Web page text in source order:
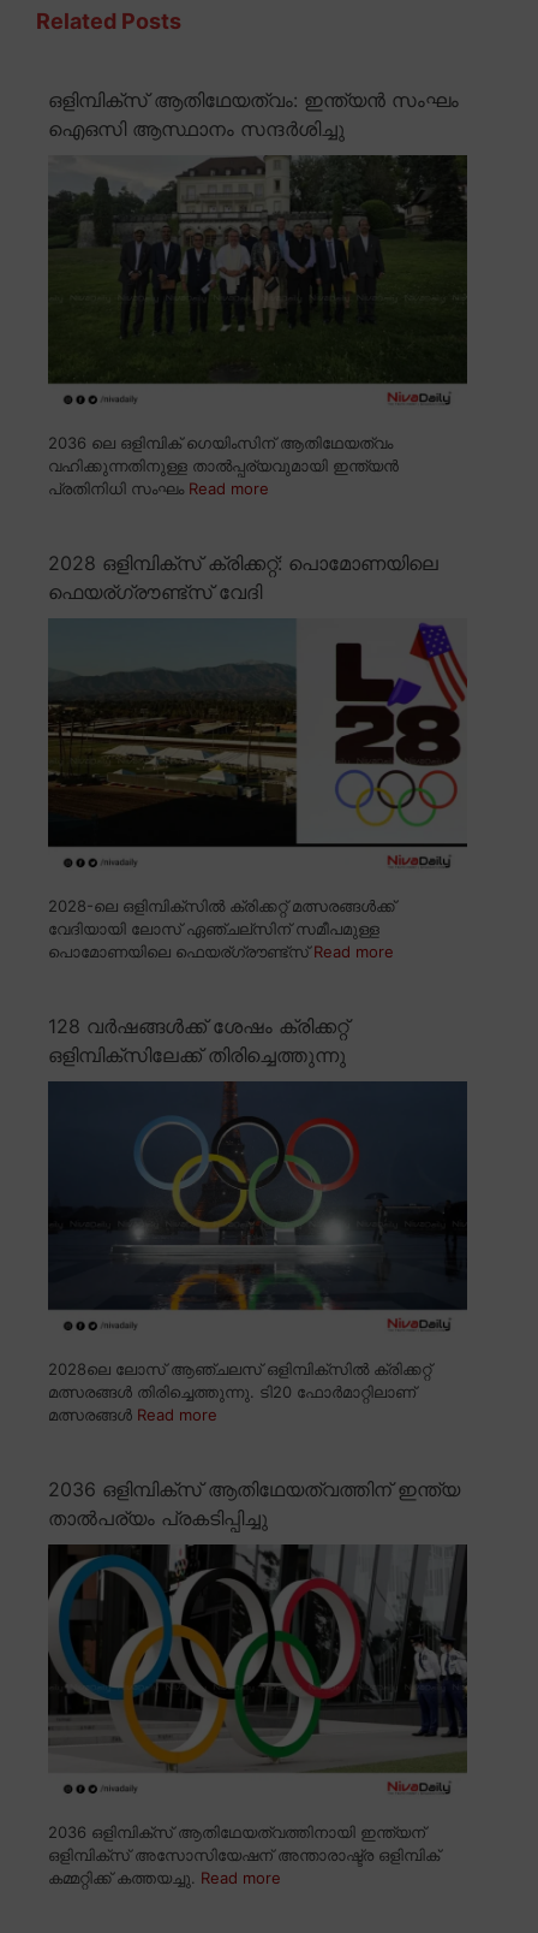
Related Posts
ഒളിമ്പിക്സ് ആതിഥേയത്വം: ഇന്ത്യൻ സംഘം
ഐഒസി ആസ്ഥാനം സന്ദർശിച്ചു
2036 ലെ ഒളിമ്പിക് ഗെയിംസിന് ആതിഥേയത്വം
വഹിക്കുന്നതിനുള്ള താൽപ്പര്യവുമായി ഇന്ത്യൻ
പ്രതിനിധി സംഘം Read more
2028 ഒളിമ്പിക്സ് ക്രിക്കറ്റ്: പൊമോണയിലെ
ഫെയര്ഗ്രൗണ്ട്സ് വേദി
2028-ലെ ഒളിമ്പിക്സിൽ ക്രിക്കറ്റ് മത്സരങ്ങൾക്ക്
വേദിയായി ലോസ് ഏഞ്ചല്സിന് സമീപമുള്ള
പൊമോണയിലെ ഫെയര്ഗ്രൗണ്ട്സ്Read more
128 വർഷങ്ങൾക്ക് ശേഷം ക്രിക്കറ്റ്
ഒളിമ്പിക്സിലേക്ക് തിരിച്ചെത്തുന്നു
2028ലെ ലോസ് ആഞ്ചലസ് ഒളിമ്പിക്സിൽ ക്രിക്കറ്റ്
മത്സരങ്ങൾ തിരിച്ചെത്തുന്നു. ടി20 ഫോർമാറ്റിലാണ്
മത്സരങ്ങൾ Read more
2036 ഒളിമ്പിക്സ് ആതിഥേയത്വത്തിന് ഇന്ത്യ
താൽപര്യം പ്രകടിപ്പിച്ചു
2036 ഒളിമ്പിക്സ് ആതിഥേയത്വത്തിനായി ഇന്ത്യന്
ഒളിമ്പിക്സ് അസോസിയേഷന് അന്താരാഷ്ട്ര ഒളിമ്പിക്
കമ്മറ്റിക്ക് കത്തയച്ചു. Read more